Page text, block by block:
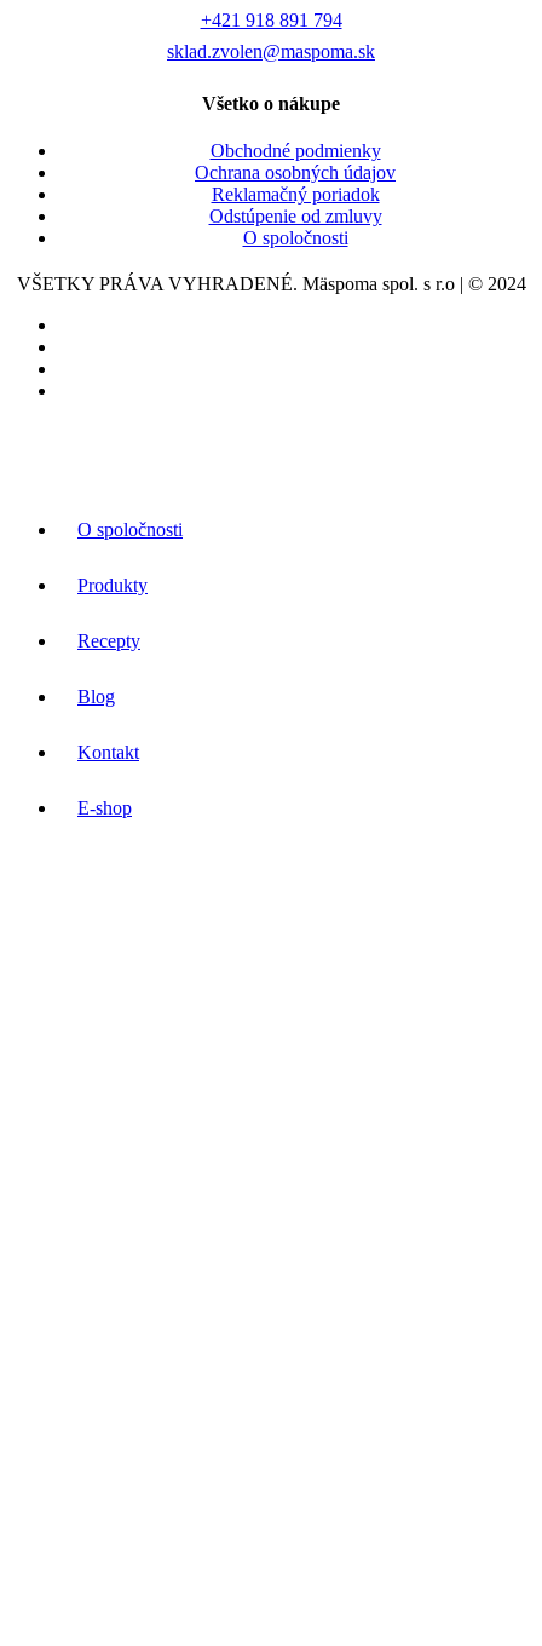
+421 918 891 794
sklad.zvolen@maspoma.sk
Všetko o nákupe
Obchodné podmienky
Ochrana osobných údajov
Reklamačný poriadok
Odstúpenie od zmluvy
O spoločnosti
VŠETKY PRÁVA VYHRADENÉ. Mäspoma spol. s r.o | © 2024
O spoločnosti
Produkty
Recepty
Blog
Kontakt
E-shop